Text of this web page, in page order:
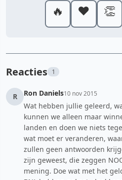
🔥 ❤️ 👏
Reacties 1
R Ron Daniels10 nov 2015
Wat hebben jullie geleerd,
kunnen we alleen maar
landen en doen we niets
wat moet er veranderen,
zullen geen antwoorden
zijn geweest, die zeggen
mening. Doe wat met het